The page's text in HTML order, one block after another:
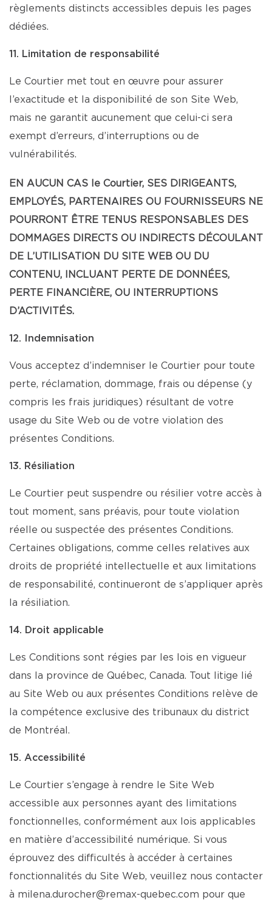
règlements distincts accessibles depuis les pages
dédiées.
11. Limitation de responsabilité
Le Courtier met tout en œuvre pour assurer
l’exactitude et la disponibilité de son Site Web,
mais ne garantit aucunement que celui-ci sera
exempt d’erreurs, d’interruptions ou de
vulnérabilités.
EN AUCUN CAS le Courtier, SES DIRIGEANTS,
EMPLOYÉS, PARTENAIRES OU FOURNISSEURS NE
POURRONT ÊTRE TENUS RESPONSABLES DES
DOMMAGES DIRECTS OU INDIRECTS DÉCOULANT
DE L’UTILISATION DU SITE WEB OU DU
CONTENU, INCLUANT PERTE DE DONNÉES,
PERTE FINANCIÈRE, OU INTERRUPTIONS
D’ACTIVITÉS.
12. Indemnisation
Vous acceptez d’indemniser le Courtier pour toute
perte, réclamation, dommage, frais ou dépense (y
compris les frais juridiques) résultant de votre
usage du Site Web ou de votre violation des
présentes Conditions.
13. Résiliation
Le Courtier peut suspendre ou résilier votre accès à
tout moment, sans préavis, pour toute violation
réelle ou suspectée des présentes Conditions.
Certaines obligations, comme celles relatives aux
droits de propriété intellectuelle et aux limitations
de responsabilité, continueront de s’appliquer après
la résiliation.
14. Droit applicable
Les Conditions sont régies par les lois en vigueur
dans la province de Québec, Canada. Tout litige lié
au Site Web ou aux présentes Conditions relève de
la compétence exclusive des tribunaux du district
de Montréal.
15. Accessibilité
Le Courtier s’engage à rendre le Site Web
accessible aux personnes ayant des limitations
fonctionnelles, conformément aux lois applicables
en matière d’accessibilité numérique. Si vous
éprouvez des difficultés à accéder à certaines
fonctionnalités du Site Web, veuillez nous contacter
à milena.durocher@remax-quebec.com pour que